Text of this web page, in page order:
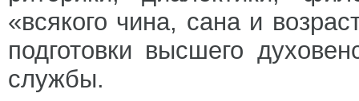
«всякого чина, сана и
подготовки высшего
службы.